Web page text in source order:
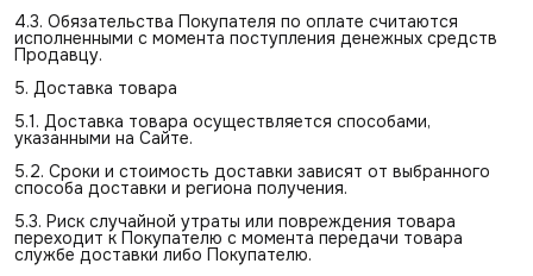
4.3. Обязательства Покупателя по оплате считаются
исполненными с момента поступления денежных средств
Продавцу.
5. Доставка товара
5.1. Доставка товара осуществляется способами,
указанными на Сайте.
5.2. Сроки и стоимость доставки зависят от выбранного
способа доставки и региона получения.
5.3. Риск случайной утраты или повреждения товара
переходит к Покупателю с момента передачи товара
службе доставки либо Покупателю.